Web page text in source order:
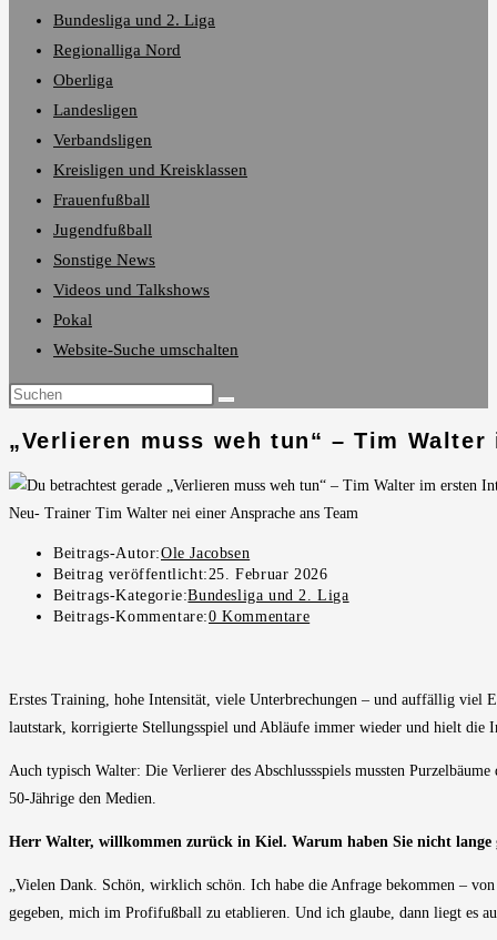
Bundesliga und 2. Liga
Regionalliga Nord
Oberliga
Landesligen
Verbandsligen
Kreisligen und Kreisklassen
Frauenfußball
Jugendfußball
Sonstige News
Videos und Talkshows
Pokal
Website-Suche umschalten
„Verlieren muss weh tun“ – Tim
Neu- Trainer Tim Walter nei einer Ansprache ans Team
Beitrags-Autor:Ole Jacobsen
Beitrag veröffentlicht:25. Februar 2026
Beitrags-Kategorie:Bundesliga und 2. Liga
Beitrags-Kommentare:0 Kommentare
Erstes Training, hohe Intensität, viele Unterbrechungen – und auffällig viel
lautstark, korrigierte Stellungsspiel und Abläufe immer wieder und hielt die
Auch typisch Walter: Die Verlierer des Abschlussspiels mussten
50-Jährige den Medien.
Herr Walter, willkommen zurück in Kiel. Warum haben Sie nicht lange
„Vielen Dank. Schön, wirklich schön. Ich habe die Anfrage bekommen –
gegeben, mich im Profifußball zu etablieren. Und ich glaube, dann liegt es